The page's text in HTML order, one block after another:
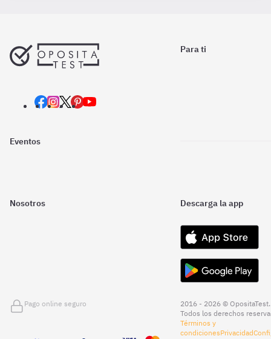
Para ti
Eventos
Nosotros Descarga la app
Pago online seguro
2016 - 2026 © OpositaTest.
Todos los derechos
Términos y
condicionesPrivacidad